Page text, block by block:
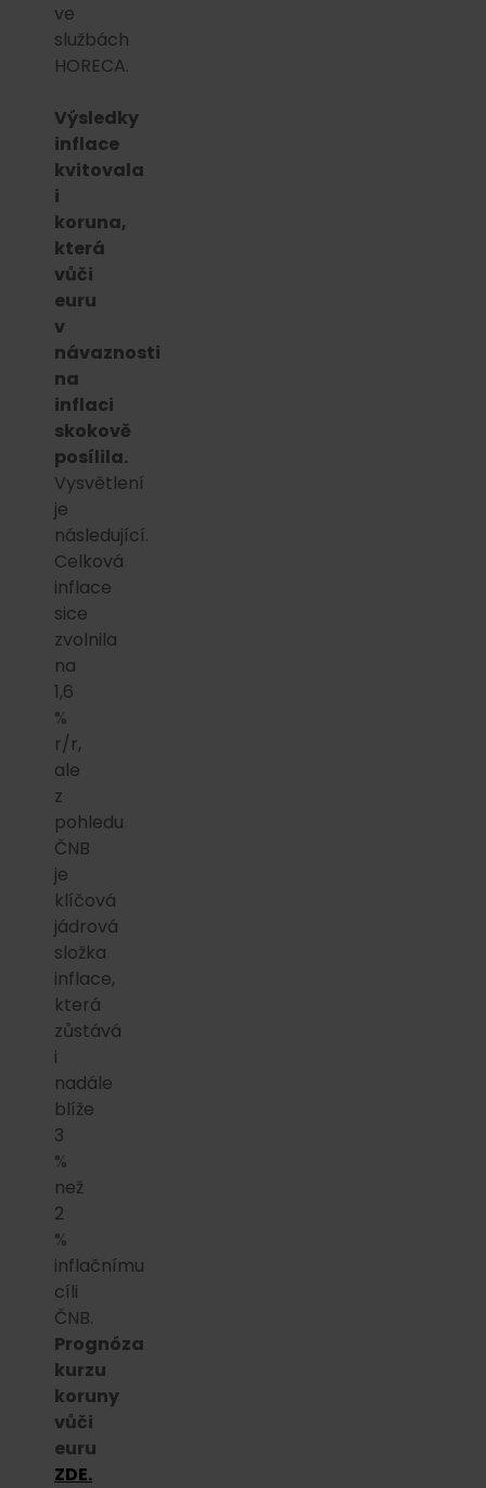
ve
službách
HORECA.
Výsledky
inflace
kvitovala
i
koruna,
která
vůči
euru
v
návaznosti
na
inflaci
skokově
posílila.
Vysvětlení
je
následující.
Celková
inflace
sice
zvolnila
na
1,6
%
r/r,
ale
z
pohledu
ČNB
je
klíčová
jádrová
složka
inflace,
která
zůstává
i
nadále
blíže
3
%
než
2
%
inflačnímu
cíli
ČNB.
Prognóza
kurzu
koruny
vůči
euru
ZDE.